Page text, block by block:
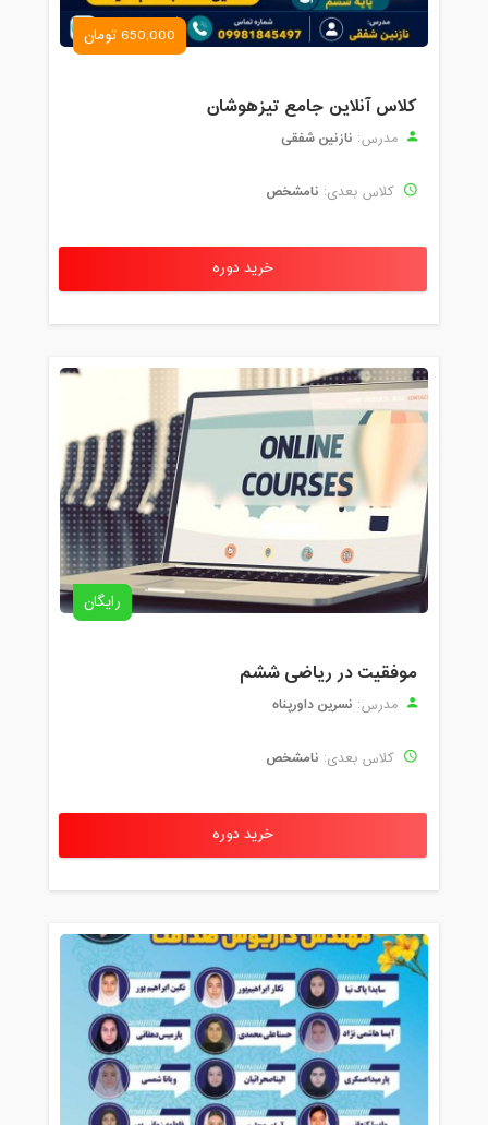
650,000 تومان
کلاس آنلاین جامع تیزهوشان
مدرس: نازنین شفقی
کلاس بعدی: نامشخص
خرید دوره
رایگان
موفقیت در ریاضی ششم
مدرس: نسرین داورپناه
کلاس بعدی: نامشخص
خرید دوره